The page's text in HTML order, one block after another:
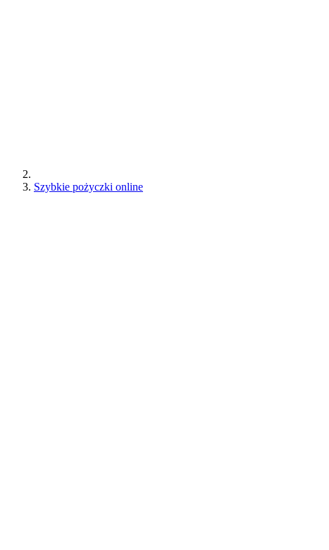
Szybkie pożyczki online